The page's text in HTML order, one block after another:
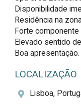
Disponibilidade
Residência na
Forte componente
Elevado sentido
Boa apresentação.
LOCALIZAÇÃO
Lisboa,